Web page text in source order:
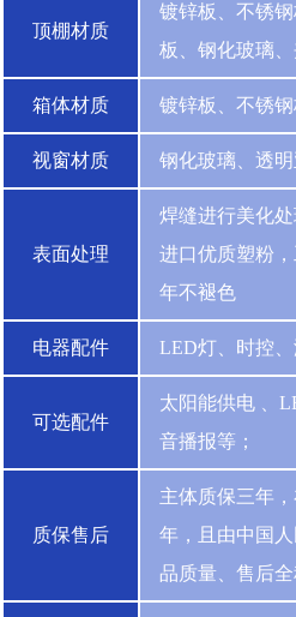
顶棚材质
镀锌板、不锈
板、钢化玻璃
箱体材质 镀锌板、不锈
视窗材质 钢化玻璃、透
表面处理
焊缝进行美化
进口优质塑粉
年不褪色
电器配件 LED灯、时控
可选配件
太阳能供电 、
音播报等；
质保售后
主体质保三年
年，且由中国
品质量、售后